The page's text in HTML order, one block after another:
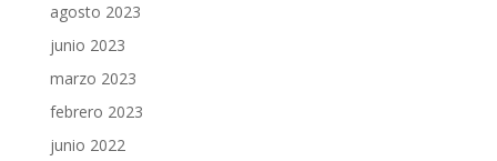
agosto 2023
junio 2023
marzo 2023
febrero 2023
junio 2022